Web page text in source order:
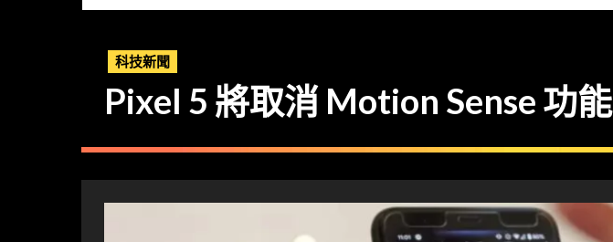
科技新聞
Pixel 5 將取消 Motion Sense 功能